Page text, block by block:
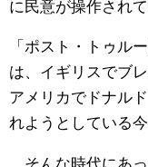
に民意が操作され
「ポスト・トゥル
は、イギリスでブ
アメリカでドナル
れようとしている